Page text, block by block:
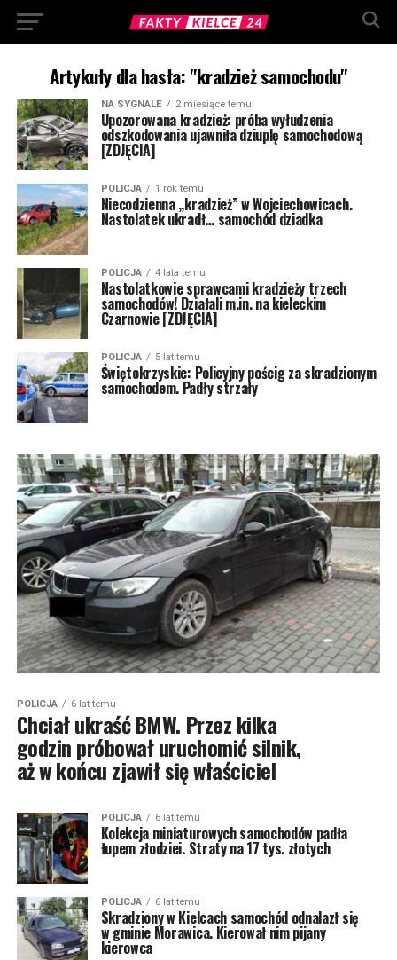
Artykuły dla hasła: "kradzież samochodu"
NA SYGNALE 2 miesiące temu
Upozorowana kradzież: próba wyłudzenia
odszkodowania ujawniła dziuplę samochodową
[ZDJĘCIA]
POLICJA 1 rok temu
Niecodzienna „kradzież” w Wojciechowicach.
Nastolatek ukradł… samochód dziadka
POLICJA 4 lata temu
Nastolatkowie sprawcami kradzieży trzech
samochodów! Działali m.in. na kieleckim
Czarnowie [ZDJĘCIA]
POLICJA 5 lat temu
Świętokrzyskie: Policyjny pościg za skradzionym
samochodem. Padły strzały
POLICJA 6 lat temu
Chciał ukraść BMW. Przez kilka
godzin próbował uruchomić silnik,
aż w końcu zjawił się właściciel
POLICJA 6 lat temu
Kolekcja miniaturowych samochodów padła
łupem złodziei. Straty na 17 tys. złotych
POLICJA 6 lat temu
Skradziony w Kielcach samochód odnalazł się
w gminie Morawica. Kierował nim pijany
kierowca